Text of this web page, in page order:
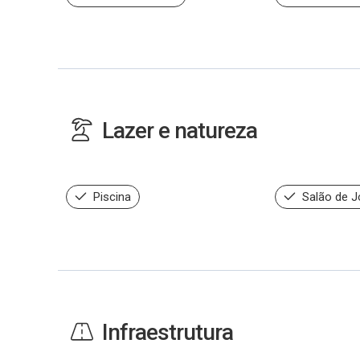
Lazer e natureza
Piscina Salão de
Infraestrutura